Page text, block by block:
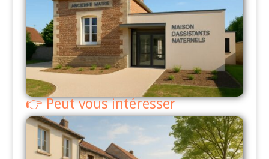
Peut vous intéresser